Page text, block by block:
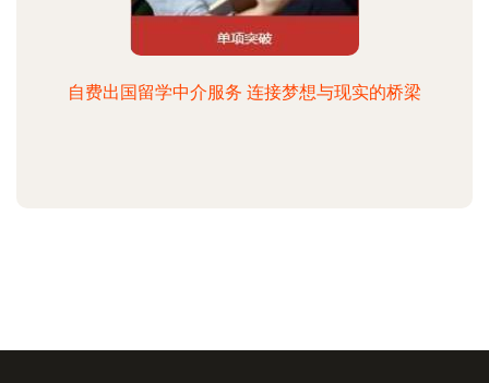
自费出国留学中介服务 连接梦想与现实的桥梁